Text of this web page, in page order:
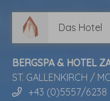
Das Hotel
BERGSPA & HOTEL
ST. GALLENKIRCH /
+43 (0)5557/6238